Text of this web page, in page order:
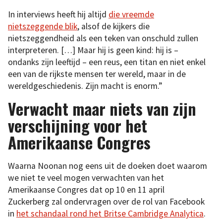
In interviews heeft hij altijd die vreemde
nietszeggende blik, alsof de kijkers die
nietszeggendheid als een teken van onschuld zullen
interpreteren. […] Maar hij is geen kind: hij is –
ondanks zijn leeftijd – een reus, een titan en niet enkel
een van de rijkste mensen ter wereld, maar in de
wereldgeschiedenis. Zijn macht is enorm.”
Verwacht maar niets van zijn
verschijning voor het
Amerikaanse Congres
Waarna Noonan nog eens uit de doeken doet waarom
we niet te veel mogen verwachten van het
Amerikaanse Congres dat op 10 en 11 april
Zuckerberg zal ondervragen over de rol van Facebook
in het schandaal rond het Britse Cambridge Analytica.